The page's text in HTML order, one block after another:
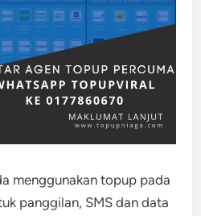
menggunakan topup pada
panggilan, SMS dan data